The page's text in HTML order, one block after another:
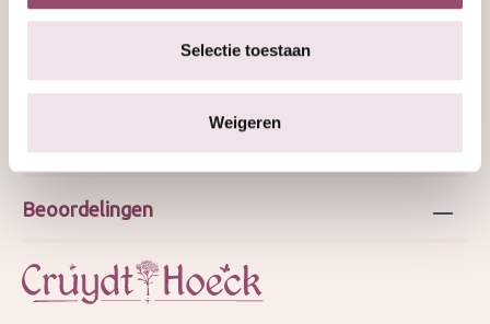
Selectie toestaan
Weigeren
Over ons
Beoordelingen